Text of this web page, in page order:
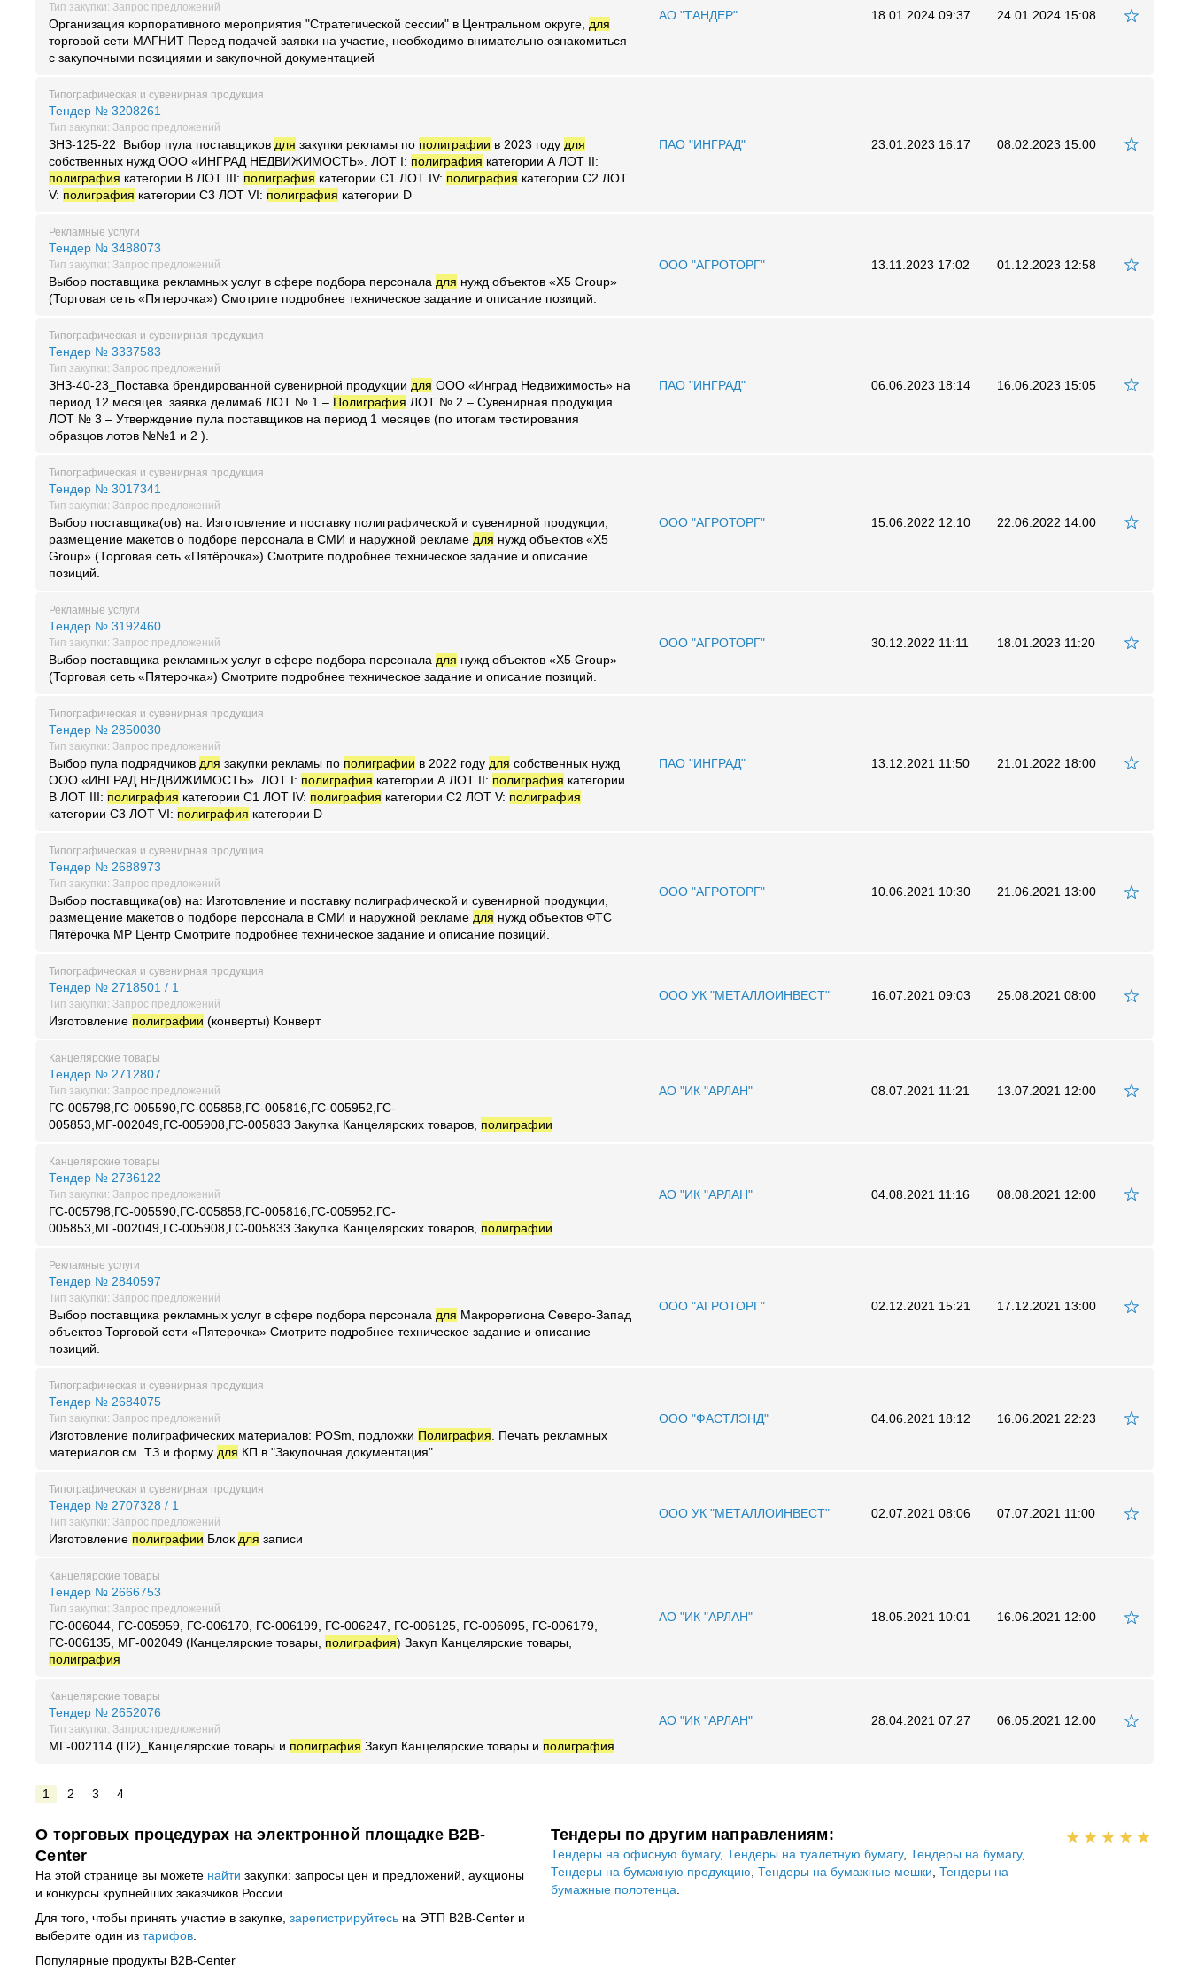
Тип закупки: Запрос предложений
Организация корпоративного мероприятия "Стратегической сессии" в Центральном округе, для
торговой сети МАГНИТ Перед подачей заявки на участие, необходимо внимательно ознакомиться
с закупочными позициями и закупочной документацией
АО "ТАНДЕР" 18.01.2024 09:37 24.01.2024 15:08
Типографическая и сувенирная продукция
Тендер № 3208261
Тип закупки: Запрос предложений
ЗНЗ-125-22_Выбор пула поставщиков для закупки рекламы по полиграфии в 2023 году для
собственных нужд ООО «ИНГРАД НЕДВИЖИМОСТЬ». ЛОТ I: полиграфия категории А ЛОТ II:
полиграфия категории B ЛОТ III: полиграфия категории C1 ЛОТ IV: полиграфия категории C2 ЛОТ
V: полиграфия категории C3 ЛОТ VI: полиграфия категории D
ПАО "ИНГРАД" 23.01.2023 16:17 08.02.2023 15:00
Рекламные услуги
Тендер № 3488073
Тип закупки: Запрос предложений
Выбор поставщика рекламных услуг в сфере подбора персонала для нужд объектов «X5 Group»
(Торговая сеть «Пятерочка») Смотрите подробнее техническое задание и описание позиций.
ООО "АГРОТОРГ" 13.11.2023 17:02 01.12.2023 12:58
Типографическая и сувенирная продукция
Тендер № 3337583
Тип закупки: Запрос предложений
ЗНЗ-40-23_Поставка брендированной сувенирной продукции для ООО «Инград Недвижимость» на
период 12 месяцев. заявка делима6 ЛОТ № 1 – Полиграфия ЛОТ № 2 – Сувенирная продукция
ЛОТ № 3 – Утверждение пула поставщиков на период 1 месяцев (по итогам тестирования
образцов лотов №№1 и 2 ).
ПАО "ИНГРАД" 06.06.2023 18:14 16.06.2023 15:05
Типографическая и сувенирная продукция
Тендер № 3017341
Тип закупки: Запрос предложений
Выбор поставщика(ов) на: Изготовление и поставку полиграфической и сувенирной продукции,
размещение макетов о подборе персонала в СМИ и наружной рекламе для нужд объектов «X5
Group» (Торговая сеть «Пятёрочка») Смотрите подробнее техническое задание и описание
позиций.
ООО "АГРОТОРГ" 15.06.2022 12:10 22.06.2022 14:00
Рекламные услуги
Тендер № 3192460
Тип закупки: Запрос предложений
Выбор поставщика рекламных услуг в сфере подбора персонала для нужд объектов «X5 Group»
(Торговая сеть «Пятерочка») Смотрите подробнее техническое задание и описание позиций.
ООО "АГРОТОРГ" 30.12.2022 11:11 18.01.2023 11:20
Типографическая и сувенирная продукция
Тендер № 2850030
Тип закупки: Запрос предложений
Выбор пула подрядчиков для закупки рекламы по полиграфии в 2022 году для собственных нужд
ООО «ИНГРАД НЕДВИЖИМОСТЬ». ЛОТ I: полиграфия категории А ЛОТ II: полиграфия категории
B ЛОТ III: полиграфия категории C1 ЛОТ IV: полиграфия категории C2 ЛОТ V: полиграфия
категории C3 ЛОТ VI: полиграфия категории D
ПАО "ИНГРАД" 13.12.2021 11:50 21.01.2022 18:00
Типографическая и сувенирная продукция
Тендер № 2688973
Тип закупки: Запрос предложений
Выбор поставщика(ов) на: Изготовление и поставку полиграфической и сувенирной продукции,
размещение макетов о подборе персонала в СМИ и наружной рекламе для нужд объектов ФТС
Пятёрочка МР Центр Смотрите подробнее техническое задание и описание позиций.
ООО "АГРОТОРГ" 10.06.2021 10:30 21.06.2021 13:00
Типографическая и сувенирная продукция
Тендер № 2718501 / 1
Тип закупки: Запрос предложений
Изготовление полиграфии (конверты) Конверт
ООО УК "МЕТАЛЛОИНВЕСТ" 16.07.2021 09:03 25.08.2021 08:00
Канцелярские товары
Тендер № 2712807
Тип закупки: Запрос предложений
ГС-005798,ГС-005590,ГС-005858,ГС-005816,ГС-005952,ГС-
005853,МГ-002049,ГС-005908,ГС-005833 Закупка Канцелярских товаров, полиграфии
АО "ИК "АРЛАН" 08.07.2021 11:21 13.07.2021 12:00
Канцелярские товары
Тендер № 2736122
Тип закупки: Запрос предложений
ГС-005798,ГС-005590,ГС-005858,ГС-005816,ГС-005952,ГС-
005853,МГ-002049,ГС-005908,ГС-005833 Закупка Канцелярских товаров, полиграфии
АО "ИК "АРЛАН" 04.08.2021 11:16 08.08.2021 12:00
Рекламные услуги
Тендер № 2840597
Тип закупки: Запрос предложений
Выбор поставщика рекламных услуг в сфере подбора персонала для Макрорегиона Северо-Запад
объектов Торговой сети «Пятерочка» Смотрите подробнее техническое задание и описание
позиций.
ООО "АГРОТОРГ" 02.12.2021 15:21 17.12.2021 13:00
Типографическая и сувенирная продукция
Тендер № 2684075
Тип закупки: Запрос предложений
Изготовление полиграфических материалов: POSm, подложки Полиграфия . Печать рекламных
материалов см. ТЗ и форму для КП в "Закупочная документация"
ООО "ФАСТЛЭНД" 04.06.2021 18:12 16.06.2021 22:23
Типографическая и сувенирная продукция
Тендер № 2707328 / 1
Тип закупки: Запрос предложений
Изготовление полиграфии Блок для записи
ООО УК "МЕТАЛЛОИНВЕСТ" 02.07.2021 08:06 07.07.2021 11:00
Канцелярские товары
Тендер № 2666753
Тип закупки: Запрос предложений
ГС-006044, ГС-005959, ГС-006170, ГС-006199, ГС-006247, ГС-006125, ГС-006095, ГС-006179,
ГС-006135, МГ-002049 (Канцелярские товары, полиграфия) Закуп Канцелярские товары,
полиграфия
АО "ИК "АРЛАН" 18.05.2021 10:01 16.06.2021 12:00
Канцелярские товары
Тендер № 2652076
Тип закупки: Запрос предложений
МГ-002114 (П2)_Канцелярские товары и полиграфия Закуп Канцелярские товары и полиграфия
АО "ИК "АРЛАН" 28.04.2021 07:27 06.05.2021 12:00
1 2 3 4
О торговых процедурах на электронной площадке B2B-
Center
На этой странице вы можете найти закупки: запросы цен и предложений, аукционы
и конкурсы крупнейших заказчиков России.
Для того, чтобы принять участие в закупке,зарегистрируйтесь на ЭТП B2B-Center и
выберите один изтарифов
Популярные продукты B2B-Center
Тендеры по другим направлениям:
Тендеры на офисную бумагу, Тендеры на туалетную бумагу, Тендеры на бумагу,
Тендеры на бумажную продукцию Тендеры на бумажные мешки Тендеры на
бумажные полотенца